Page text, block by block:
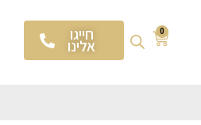
0 חייגו
אלינו